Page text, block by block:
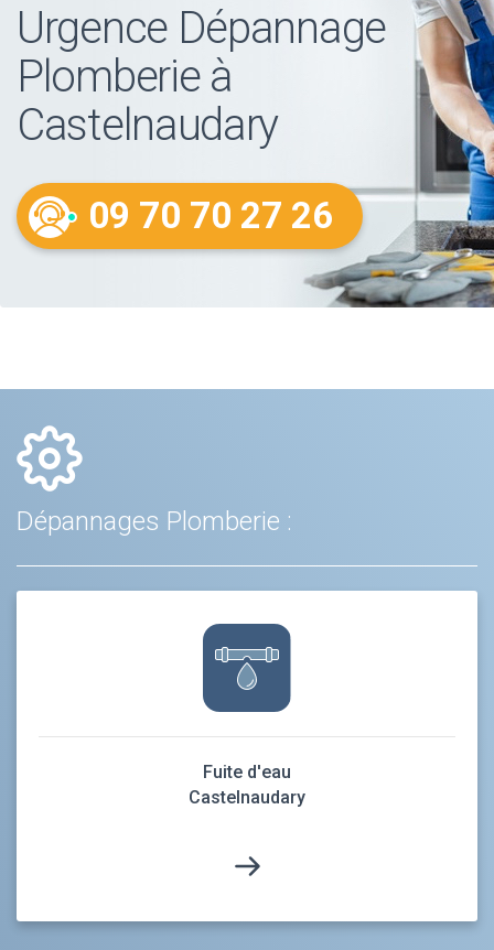
Urgence Dépannage
Plomberie à
Castelnaudary
09 70 70 27 26
Dépannages Plomberie :
Fuite d'eau
Castelnaudary